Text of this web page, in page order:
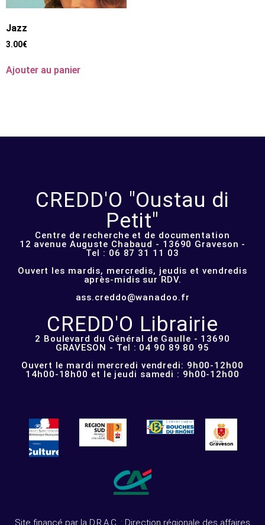
Jazz
3.00€
Ajouter au panier
CREDD'O "Oustau di
Petit"
Centre de recherche et de documentation
12 avenue Auguste Chabaud - 13690 Graveson -
Tel : 06 87 31 11 03
Ouvert les mardis, mercredis, jeudis et vendredis
après-midis sur RDV.
ass.creddo@wanadoo.fr
CREDD'O Librairie
2 Boulevard du Général de Gaulle - 13690
GRAVESON - Tel : 04 90 89 80 95
Ouvert le mardi mercredi vendredi: 9h00-12h00
14h00-18h00 et le jeudi samedi : 9h00-12h00
Site financé par la D.R.A.C. : Direction régionale des affaires